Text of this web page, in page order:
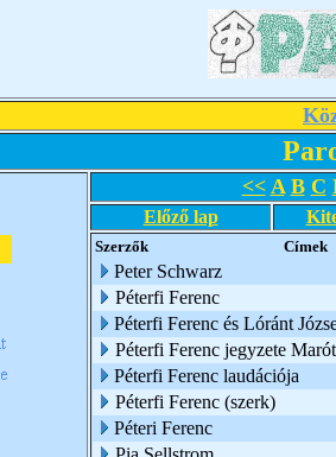
<< A B C
Előző lap
Szerzők Címek
Peter Schwarz
Péterfi Ferenc
Péterfi Ferenc és Lóránt
Péterfi Ferenc jegyzete
Péterfi Ferenc laudációja
Péterfi Ferenc (szerk)
Péteri Ferenc